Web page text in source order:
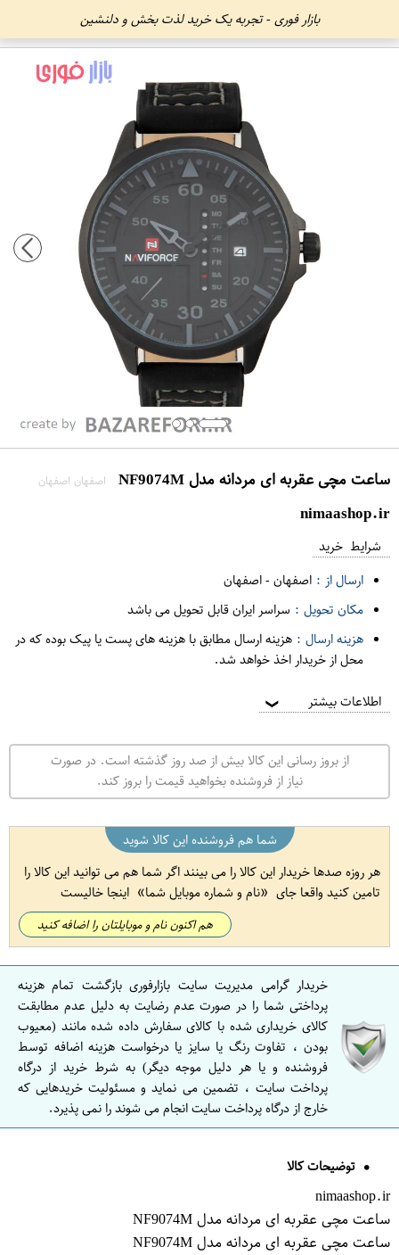
بازار فوری - تجربه یک خرید لذت بخش و دلنشین
ساعت مچی عقربه ای مردانه مدل NF9074M اصفهان اصفهان
nimaashop.ir
شرایط خرید
ارسال از : اصفهان-اصفهان
مکان تحویل : سراسر ایران قابل تحویل می باشد
هزینه ارسال : هزینه ارسال مطابق با هزینه های پست یا پیک بوده که در
محل از خریدار اخذ خواهد شد.
اطلاعات بیشتر ❯
از بروز رسانی این کالا بیش از صد روز گذشته است. در صورت
نیاز از فروشنده بخواهید قیمت را بروز کند.
شما هم فروشنده این کالا شوید
هر روزه صدها خریدار این کالا را می بینند اگر شما هم می توانید این کالا را
تامین کنید واقعا جای
نام و شماره موبایل شما اینجا خالیست
هم اکنون نام و موبایلتان را اضافه کنید
خریدار گرامی مدیریت سایت بازارفوری بازگشت تمام هزینه
پرداختی شما را در صورت عدم رضایت به دلیل عدم مطابقت
کالای خریداری شده با کالای سفارش داده شده مانند (معیوب
بودن ، تفاوت رنگ یا سایز یا درخواست هزینه اضافه توسط
فروشنده و یا هر دلیل موجه دیگر) به شرط خرید از درگاه
پرداخت سایت ، تضمین می نماید و مسئولیت خریدهایی که
خارج از درگاه پرداخت سایت انجام می شوند را نمی پذیرد.
توضیحات کالا
nimaashop.ir
ساعت مچی عقربه ای مردانه مدل NF9074M
ساعت مچی عقربه ای مردانه مدل NF9074M